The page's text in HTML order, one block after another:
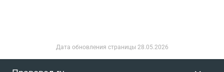
Дата обновления страницы 28.05.2026